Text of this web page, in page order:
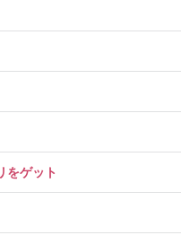
ゲット